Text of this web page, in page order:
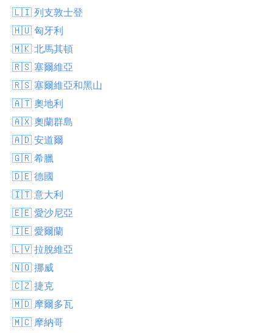
🇱🇮 列支敦士登
🇭🇺 匈牙利
🇲🇰 北馬其頓
🇷🇸 塞爾維亞
🇷🇸 塞爾維亞和黑山
🇦🇹 奧地利
🇦🇽 奧蘭群島
🇦🇩 安道爾
🇬🇷 希臘
🇩🇪 德國
🇮🇹 意大利
🇪🇪 愛沙尼亞
🇮🇪 愛爾蘭
🇱🇻 拉脫維亞
🇳🇴 挪威
🇨🇿 捷克
🇲🇩 摩爾多瓦
🇲🇨 摩納哥